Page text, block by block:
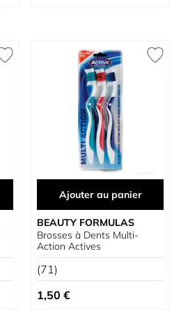
Ajouter au panier
BEAUTY FORMULAS
Brosses à Dents Multi-
Action Actives
(71)
1,50 €